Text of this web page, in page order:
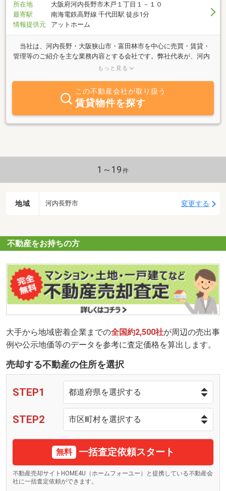
所在地
大阪府河内長野市木戸１丁目１－１０
最寄駅
南海電鉄高野線 千代田駅 徒歩1分
情報提供元
アットホーム
当社は、河内長野・大阪狭山市・富田林市を中心に売買・賃貸・
管理等のご紹介を主な業務内容とする会社です。弊社代表が、河内
長野市出身の為、宅地造成前、造成後のあらゆる情報からその町の
に”をモットーにきめ細やかな情報提供ができるような会社づくりを
目指しております。また、ＪＴＩ“一般社団法人移住住み替え支援機
構”に加盟しております。空室対策等、地域の活性化にも力をいれて
おります。
もっと見る
この不動産会社が取り扱う
賃貸物件を探す
1～19 件
地域 河内長野市 変更する
不動産をお持ちの方
大手から地域密着企業までの全国約2,500社が周辺の売出事
例や公示地価等のデータを参考に査定価格を算出します。
売却する不動産の住所を選択
STEP1
STEP2
無料 一括査定依頼スタート
不動産売却サイトHOME4U（ホームフォーユー）と提携している不動産会
社に一括査定依頼ができます。